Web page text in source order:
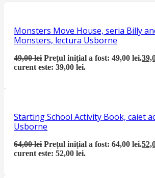
Monsters Move House, seria Billy
Monsters, lectura Usborne
49,00lei Prețul inițial a fost: 49,00 lei.
curent este: 39,00 lei.
Starting School Activity Book, caiet
Usborne
64,00lei Prețul inițial a fost: 64,00 lei.
curent este: 52,00 lei.